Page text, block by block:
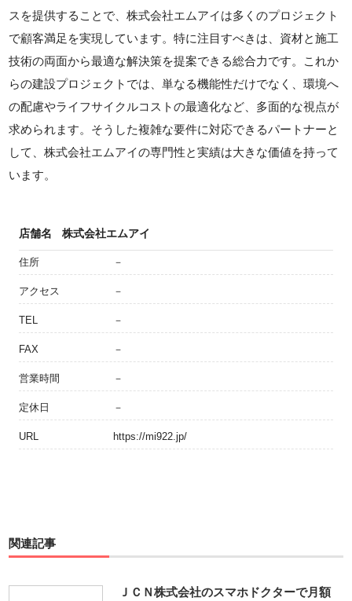
スを提供することで、株式会社エムアイは多くのプロジェクト
で顧客満足を実現しています。特に注目すべきは、資材と施工
技術の両面から最適な解決策を提案できる総合力です。これか
らの建設プロジェクトでは、単なる機能性だけでなく、環境へ
の配慮やライフサイクルコストの最適化など、多面的な視点が
求められます。そうした複雑な要件に対応できるパートナーと
して、株式会社エムアイの専門性と実績は大きな価値を持って
います。
店舗名 株式会社エムアイ
住所 －
アクセス －
TEL －
FAX －
営業時間 －
定休日 －
URL https://mi922.jp/
関連記事
ＪＣＮ株式会社のスマホドクターで月額